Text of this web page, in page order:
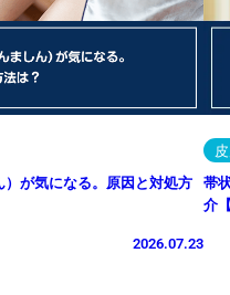
が気になる。原因と対処方
2026.07.23
帯
介